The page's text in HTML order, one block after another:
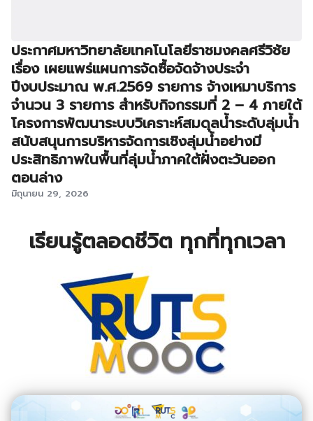
ประกาศมหาวิทยาลัยเทคโนโลยีราชมงคลศรีวิชัย
เรื่อง เผยแพร่แผนการจัดซื้อจัดจ้างประจำ
ปีงบประมาณ พ.ศ.2569 รายการ จ้างเหมาบริการ
จำนวน 3 รายการ สำหรับกิจกรรมที่ 2 – 4 ภายใต้
โครงการพัฒนาระบบวิเคราะห์สมดุลน้ำระดับลุ่มน้ำ
สนับสนุนการบริหารจัดการเชิงลุ่มน้ำอย่างมี
ประสิทธิภาพในพื้นที่ลุ่มน้ำภาคใต้ฝั่งตะวันออก
ตอนล่าง
มิถุนายน 29, 2026
เรียนรู้ตลอดชีวิต ทุกที่ทุกเวลา